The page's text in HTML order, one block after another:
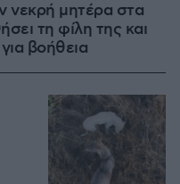
νεκρή μητέρα στα
τη φίλη της και
βοήθεια